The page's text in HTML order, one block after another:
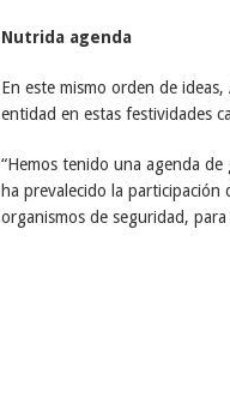
Nutrida agenda
En este mismo orden de
entidad en estas festividades
“Hemos tenido una agenda
ha prevalecido la participación
organismos de seguridad,